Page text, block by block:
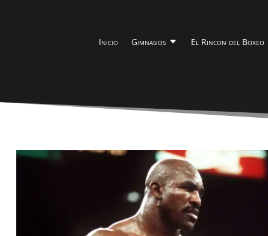
Inicio Gimnasios El Rincon del Boxeo